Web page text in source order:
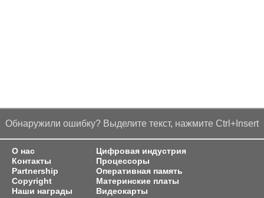
Обнаружили ошибку? Выделите текст, нажмите Ctrl+Insert
О нас
Контакты
Partnership
Copyright
Наши награды
Цифровая индустрия
Процессоры
Оперативная память
Материнские платы
Видеокарты